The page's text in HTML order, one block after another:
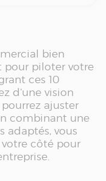
bien
pour piloter votre
ces 10
d’une vision
ajuster
combinant une
adaptés, vous
côté pour